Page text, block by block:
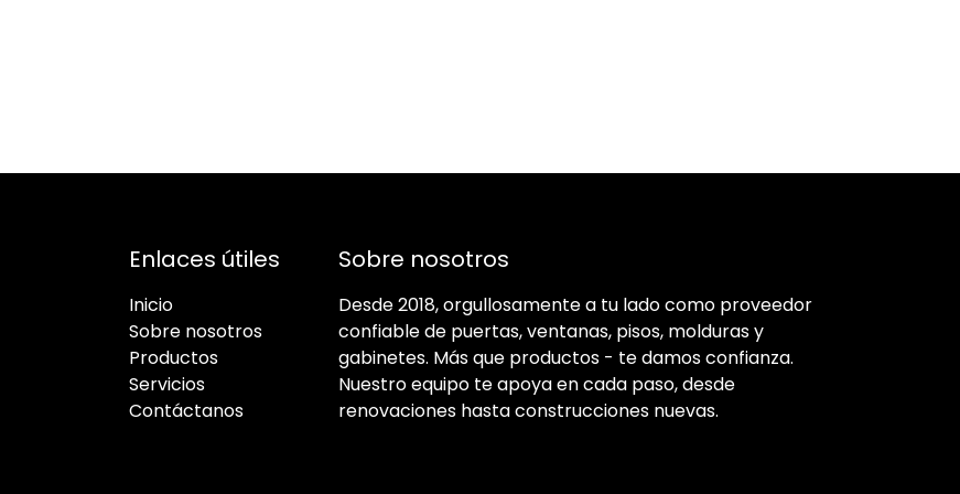
Enlaces útiles
Inicio
Sobre nosotros
Productos
Servicios
Contáctanos
Sobre nosotros
Desde 2018, orgullosamente a tu lado como proveedor
confiable de puertas, ventanas, pisos, molduras y
gabinetes. Más que productos - te damos confianza.
Nuestro equipo te apoya en cada paso, desde
renovaciones hasta construcciones nuevas.